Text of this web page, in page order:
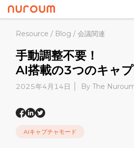
Resource / Blog / 会議関連
手動調整不要！
AI搭載の3つのキャ
2025年4月14日 By The
AIキャプチャモード